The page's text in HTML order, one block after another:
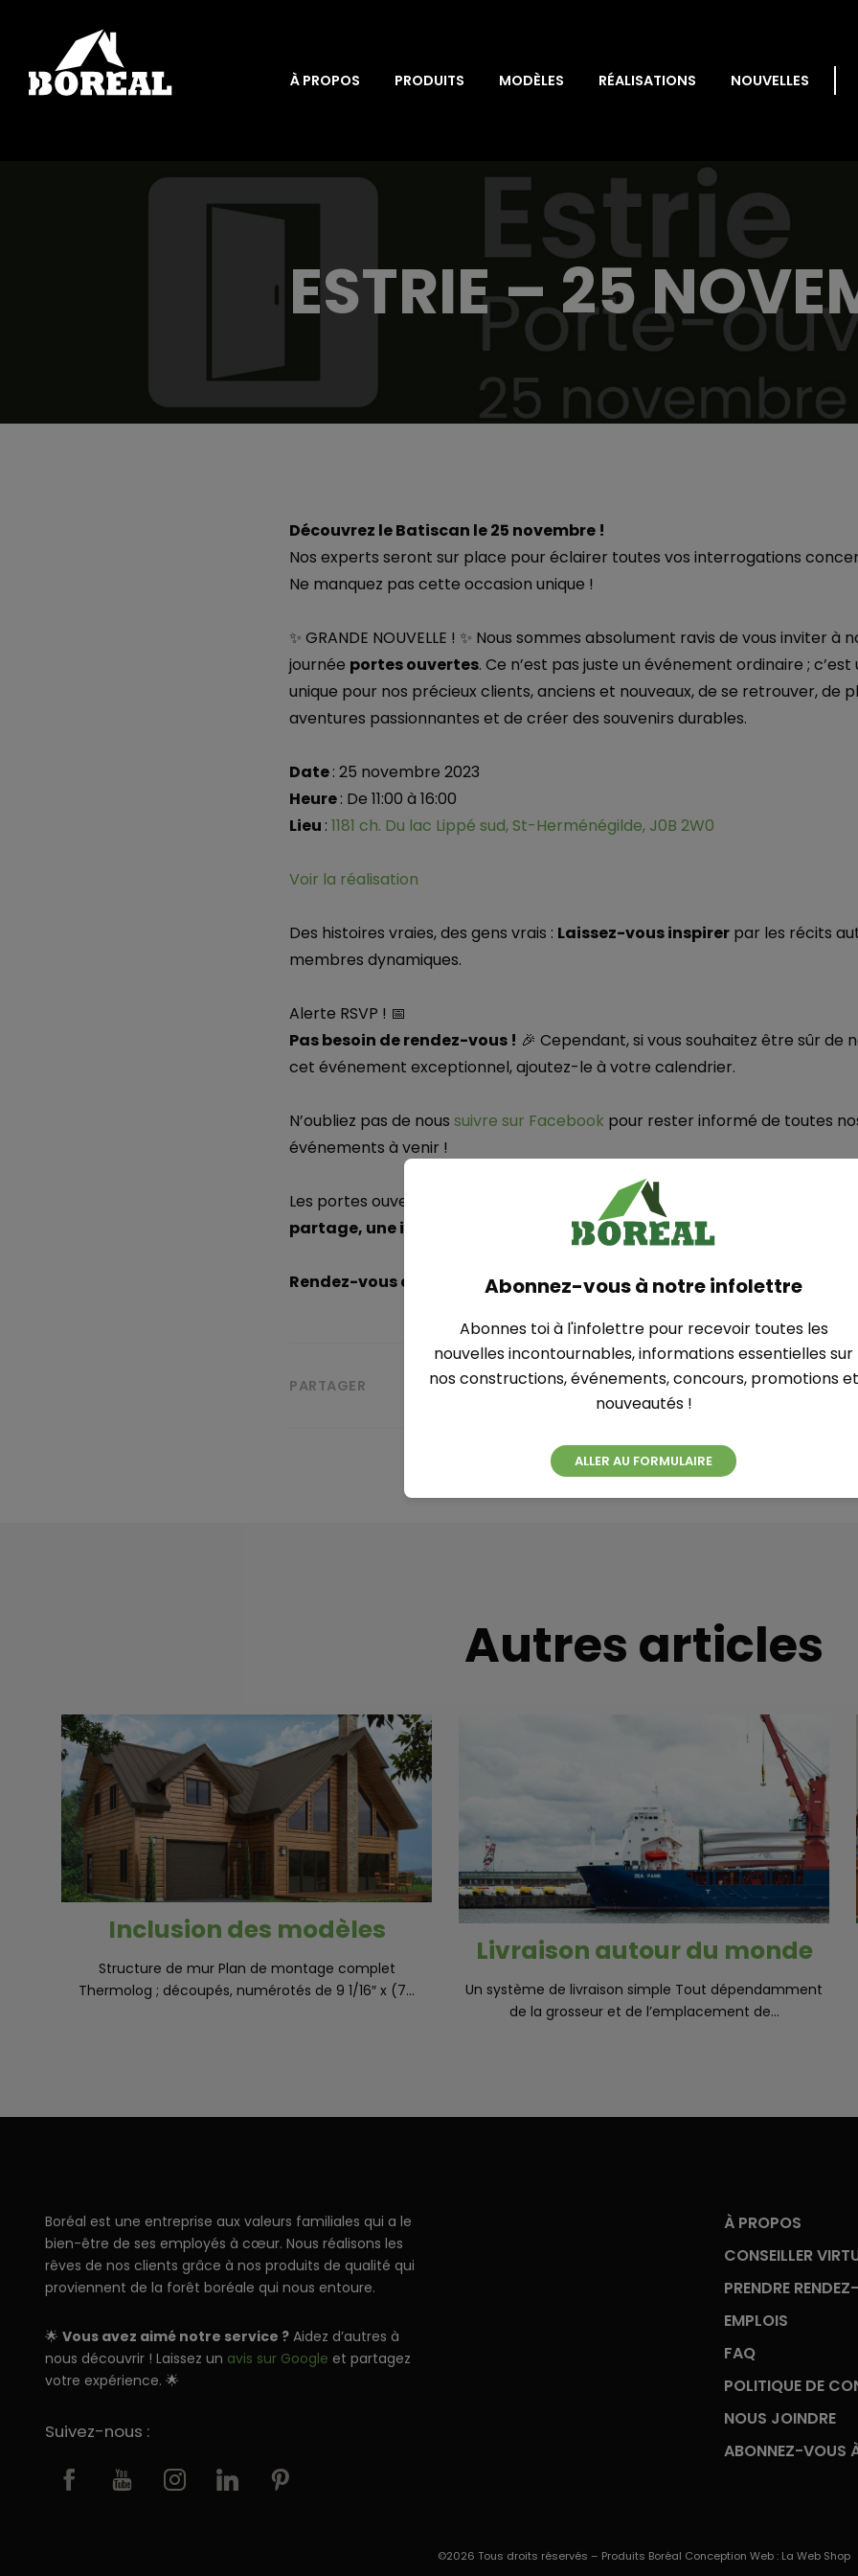
À PROPOS PRODUITS MODÈLES RÉALISATIONS NOUVELLES
ESTRIE – 25
Découvrez le Batiscan le 25 novembre !
Nos experts seront sur place pour éclairer toutes vos interrogations
Ne manquez pas cette occasion unique !
✨ GRANDE NOUVELLE ! ✨ Nous sommes absolument ravis de vous inviter
journée portes ouvertes. Ce n’est pas juste un événement ordinaire ;
unique pour nos précieux clients, anciens et nouveaux, de se retrouver, de
aventures passionnantes et de créer des souvenirs durables.
Date: 25 novembre 2023
Heure: De 11:00 à 16:00
Lieu : 1181 ch. Du lac Lippé sud, St-Herménégilde, J0B 2W0
Voir la réalisation
Des histoires vraies, des gens vrais : Laissez-vous inspirer par les récits
membres dynamiques.
Alerte RSVP ! 📅
Pas besoin de rendez-vous ! 🎉 Cependant, si vous souhaitez être sûr de
cet événement exceptionnel, ajoutez-le à votre calendrier.
N’oubliez pas de nous suivre sur Facebook pour rester informé de toutes
événements à venir !
Les portes ouvertes chez Boreal ne sont pas qu’une simple visite, c’est une
partage, une inspiration.
Rendez-vous au cœur de l’action !
PARTAGER
Autres articles
Inclusion des modèles
Structure de mur Plan de montage complet
Thermolog ; découpés, numérotés de 9 1/16″ x (7...
Livraison autour du monde
Un système de livraison simple Tout dépendamment
de la grosseur et de l’emplacement de...
Abonnez-vous à notre infolettre
Abonnes toi à l'infolettre pour recevoir toutes les
nouvelles incontournables, informations essentielles sur
nos constructions, événements, concours, promotions et
nouveautés !
ALLER AU FORMULAIRE
Boréal est une entreprise aux valeurs familiales qui a le
bien-être de ses employés à cœur. Nous réalisons les
rêves de nos clients grâce à nos produits de qualité qui
proviennent de la forêt boréale qui nous entoure.
🌟Vous avez aimé notre service ? Aidez d’autres à
nous découvrir ! Laissez un avis sur Google et partagez
votre expérience. 🌟
Suivez-nous :
À PROPOS
CONSEILLER
PRENDRE
EMPLOIS
FAQ
POLITIQUE DE
NOUS JOINDRE
ABONNEZ-VOUS
©2026 Tous droits réservés – Produits Boréal Conception Web : La Web Shop